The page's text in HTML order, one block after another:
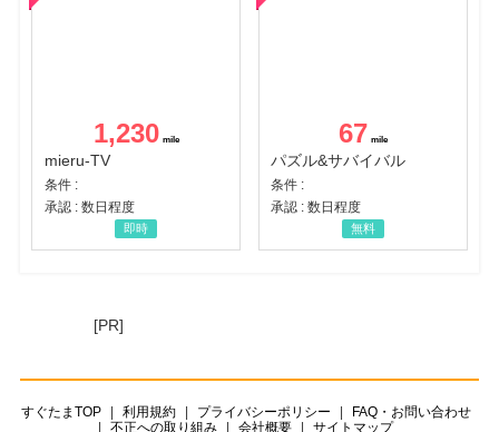
1,230
mieru-TV
条件 :
承認 : 数日程度
即時
67
パズル&サバイバル
条件 :
承認 : 数日程度
無料
[PR]
すぐたまTOP 利用規約 プライバシーポリシー
FAQ・お問い合わせ
不正への取り組み
会社概要 サイトマップ